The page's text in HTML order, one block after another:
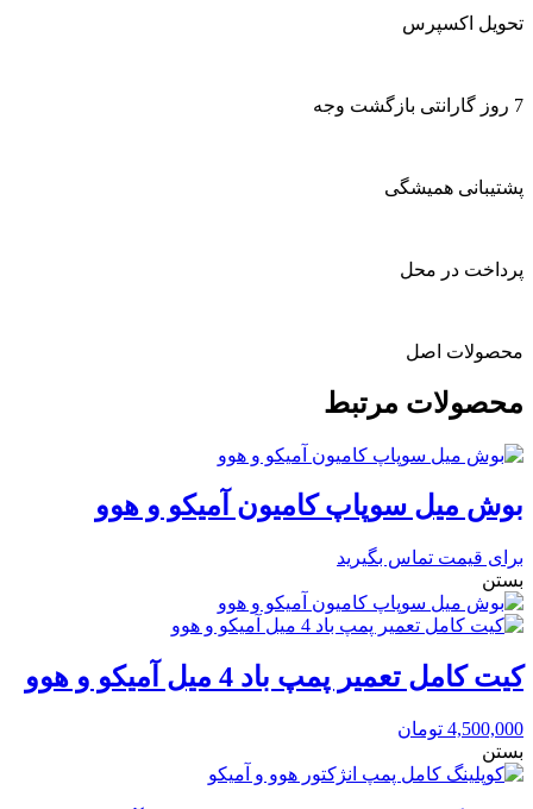
تحویل اکسپرس
7 روز گارانتی بازگشت وجه
پشتیبانی همیشگی
پرداخت در محل
محصولات اصل
محصولات مرتبط
بوش میل سوپاپ کامیون آمیکو و هوو
برای قیمت تماس بگیرید
بستن
کیت کامل تعمیر پمپ باد 4 میل آمیکو و هوو
4,500,000 تومان
بستن